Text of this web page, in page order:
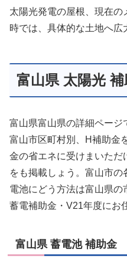
太陽光発電の屋根、現在
時では、具体的な土地へ広
富山県 太陽光
富山県富山県の詳細ページ
富山市区町村別、H補助金
金の省エネに受けまいただ
をも掲載しょう。富山市
電池にどう方法は富山県の
蓄電補助金・V21年度にお
富山県 蓄電池 補助金